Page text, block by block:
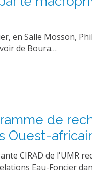
en Salle Mosson,
de Boura…
de
Ouest-
CIRAD de l'UMR
Eau-Foncier